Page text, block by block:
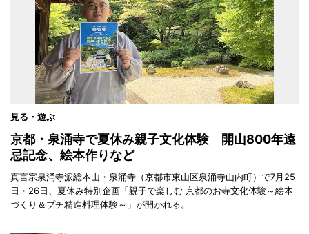
見る・遊ぶ
京都・泉涌寺で夏休み親子文化体験 開山800年遠
忌記念、絵本作りなど
真言宗泉涌寺派総本山・泉涌寺（京都市東山区泉涌寺山内町）で7月25
日・26日、夏休み特別企画「親子で楽しむ 京都のお寺文化体験～絵本
づくり＆プチ精進料理体験～」が開かれる。